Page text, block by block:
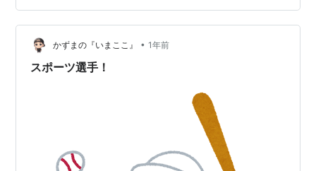
スをつくり上げる。その後、新生ＵＷＦを経て、９１年
に藤原組を設立。藤原組解散後はフリーランスとして新
日本を中心に多団体に参戦。２００７年に胃がんの手…
かずまの『いまここ』 • 1年前
スポーツ選手！